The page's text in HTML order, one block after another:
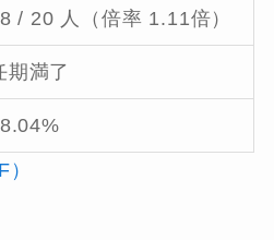
/ 20 人（倍率 1.11倍）
期満了